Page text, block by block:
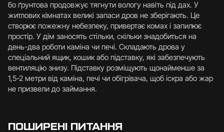
бо ґрунтова продовжує тягнути вологу навіть під дах. У
житлових кімнатах великі запаси дров не зберігають. Це
створює пожежну небезпеку, привертає комах і запилює
простір. У дім заносять стільки, скільки знадобиться на
день-два роботи каміна чи печі. Складають дрова у
спеціальний ящик, кошик або підставку, які забезпечують
вентиляцію знизу. Підставку розміщують щонайменше за
1,5-2 метри від каміна, печі чи обігрівача, щоб іскра або жар
не призвели до займання.
ПОШИРЕНІ ПИТАННЯ